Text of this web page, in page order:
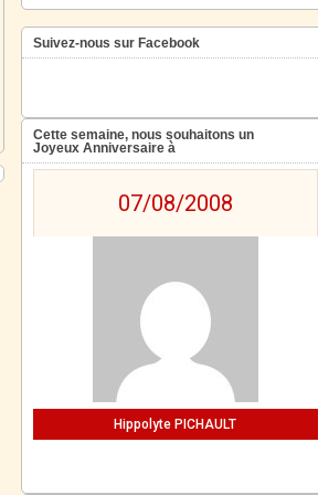
Suivez-nous sur Facebook
Cette semaine, nous souhaitons un
Joyeux Anniversaire à
07/08/2008
Hippolyte PICHAULT